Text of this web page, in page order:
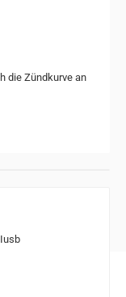
die Zündkurve an